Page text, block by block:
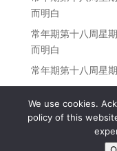
而明白
常年期第十八周星
而明白
常年期第十八周星
Copyright © 江志
We use cookies.
policy of this